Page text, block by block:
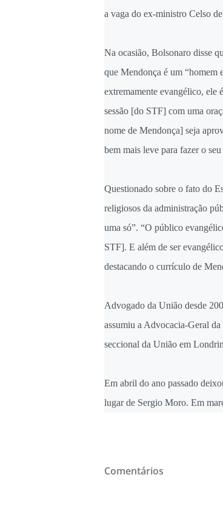
a vaga do ex-ministro Celso
Na ocasião, Bolsonaro disse
que Mendonça é um “homem
extremamente evangélico, ele
sessão [do STF] com uma
nome de Mendonça] seja
bem mais leve para fazer o
Questionado sobre o fato do
religiosos da administração
uma só”. “O público
STF]. E além de ser
destacando o currículo de
Advogado da União desde
assumiu a Advocacia-Geral
seccional da União em
Em abril do ano passado
lugar de Sergio Moro. Em
Comentários